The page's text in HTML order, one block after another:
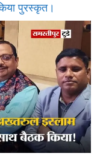
पुरस्कृत।